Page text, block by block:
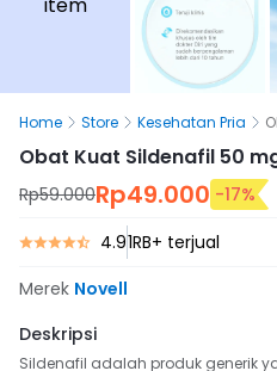
Home Store Kesehatan Pria
Obat Kuat Sildenafil 50
Rp59.000Rp49.000 -17%
4.91RB+ terjual
Merek Novell
Deskripsi
Sildenafil adalah produk generik